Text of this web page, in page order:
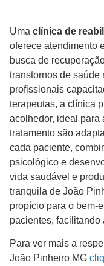
Uma clínica de
oferece atendimento
busca de
transtornos de saúde
profissionais
terapeutas, a clínica
acolhedor, ideal para
tratamento são
cada paciente,
psicológico e
vida saudável e
tranquila de João
propício para o bem-
pacientes, facilitando
Para ver mais a
João Pinheiro MG